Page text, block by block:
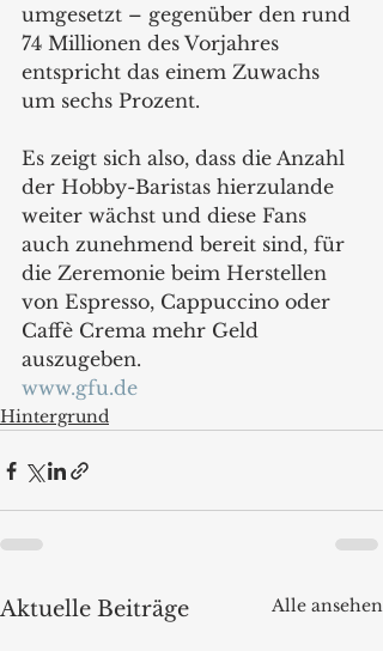
umgesetzt – gegenüber den rund
74 Millionen des Vorjahres
entspricht das einem Zuwachs
um sechs Prozent.
Es zeigt sich also, dass die Anzahl
der Hobby-Baristas hierzulande
weiter wächst und diese Fans
auch zunehmend bereit sind, für
die Zeremonie beim Herstellen
von Espresso, Cappuccino oder
Caffè Crema mehr Geld
auszugeben.
www.gfu.de
Hintergrund
Aktuelle Beiträge Alle ansehen